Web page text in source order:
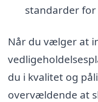
standarder
Når du vælger at
du i kvalitet og
overvældende at